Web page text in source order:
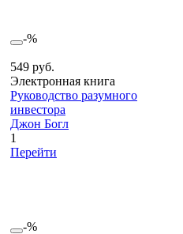
-%
549 руб.
Электронная книга
Руководство разумного
инвестора
Джон Богл
1
Перейти
-%